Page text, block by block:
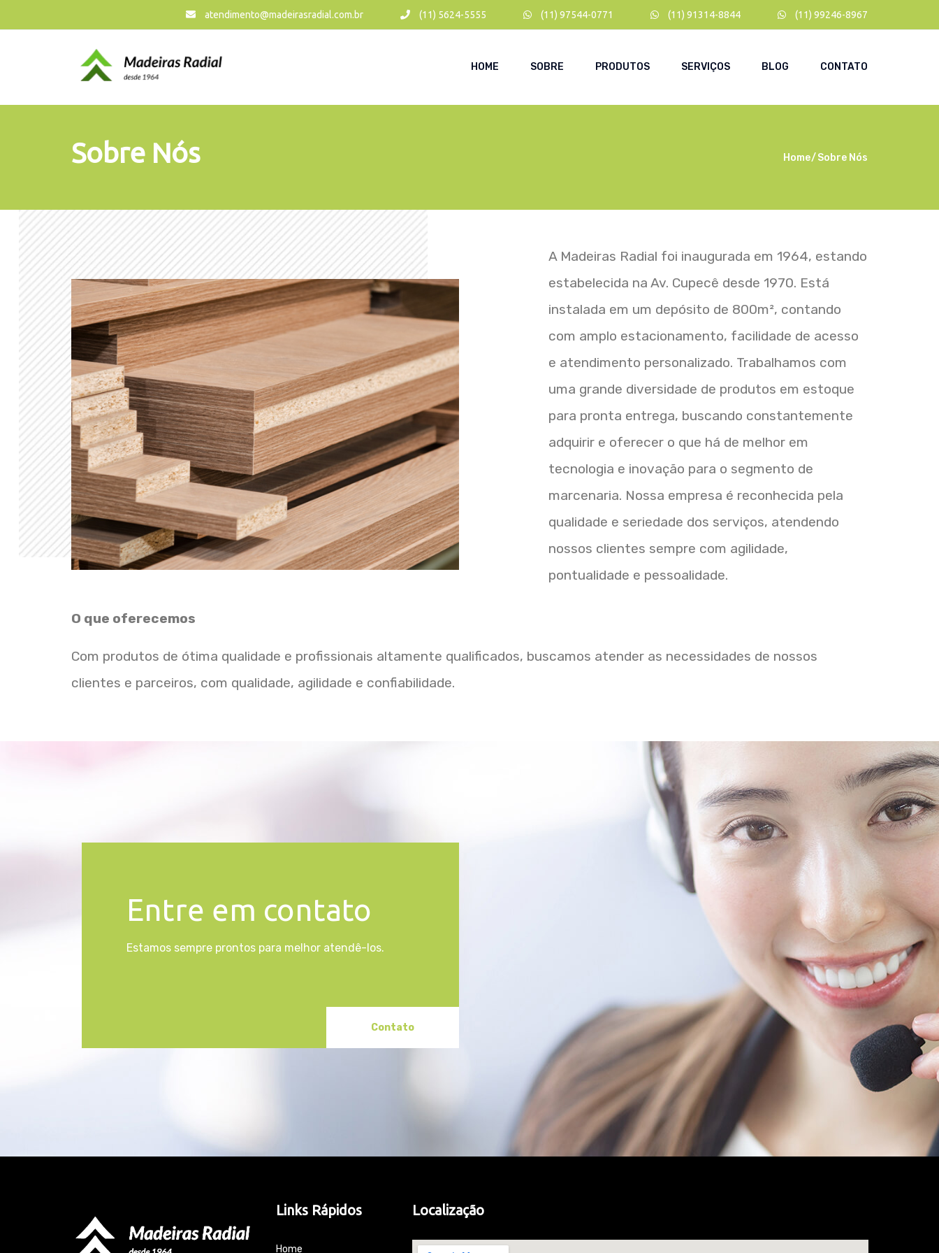
atendimento@madeirasradial.com.br (11) 5624-5555 (11) 97544-0771 (11) 91314-8844 (11) 99246-8967
HOME SOBRE PRODUTOS SERVIÇOS BLOG CONTATO
Sobre Nós Home Sobre Nós
A Madeiras Radial foi inaugurada em 1964, estando
estabelecida na Av. Cupecê desde 1970. Está
instalada em um depósito de 800m², contando
com amplo estacionamento, facilidade de acesso
e atendimento personalizado. Trabalhamos com
uma grande diversidade de produtos em estoque
para pronta entrega, buscando constantemente
adquirir e oferecer o que há de melhor em
tecnologia e inovação para o segmento de
marcenaria. Nossa empresa é reconhecida pela
qualidade e seriedade dos serviços, atendendo
nossos clientes sempre com agilidade,
pontualidade e pessoalidade.
O que oferecemos
Com produtos de ótima qualidade e profissionais altamente qualificados, buscamos atender as necessidades de nossos
clientes e parceiros, com qualidade, agilidade e confiabilidade.
Entre em contato
Estamos sempre prontos para melhor atendê-los.
Contato
Links Rápidos
Home
Localização